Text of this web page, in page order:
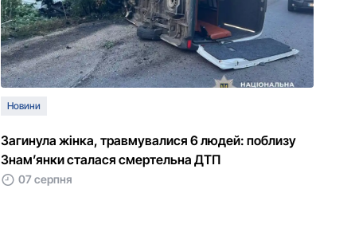
Новини
Загинула жінка, травмувалися 6 людей: поблизу
Знам’янки сталася смертельна ДТП
07 серпня